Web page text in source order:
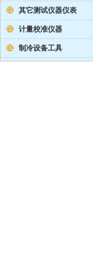
其它测试仪器仪表
计量校准仪器
制冷设备工具